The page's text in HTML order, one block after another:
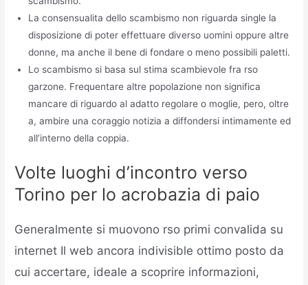
La consensualita dello scambismo non riguarda single la
disposizione di poter effettuare diverso uomini oppure altre
donne, ma anche il bene di fondare o meno possibili paletti.
Lo scambismo si basa sul stima scambievole fra rso
garzone. Frequentare altre popolazione non significa
mancare di riguardo al adatto regolare o moglie, pero, oltre
a, ambire una coraggio notizia a diffondersi intimamente ed
all’interno della coppia.
Volte luoghi d’incontro verso
Torino per lo acrobazia di paio
Generalmente si muovono rso primi convalida su
internet Il web ancora indivisible ottimo posto da
cui accertare, ideale a scoprire informazioni,